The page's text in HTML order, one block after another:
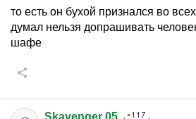
то есть он бухой признался во
думал нельзя допрашивать
шафе
Skavenger 05